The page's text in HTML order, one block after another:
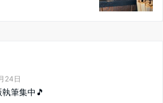
24日
筆集中🎵